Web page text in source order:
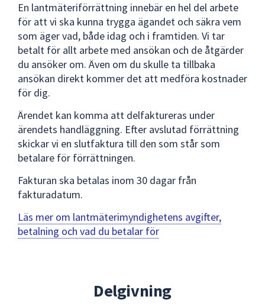
En lantmäteriförrättning innebär en hel del arbete
för att vi ska kunna trygga ägandet och säkra vem
som äger vad, både idag och i framtiden. Vi tar
betalt för allt arbete med ansökan och de åtgärder
du ansöker om. Även om du skulle ta tillbaka
ansökan direkt kommer det att medföra kostnader
för dig.
Ärendet kan komma att delfaktureras under
ärendets handläggning. Efter avslutad förrättning
skickar vi en slutfaktura till den som står som
betalare för förrättningen.
Fakturan ska betalas inom 30 dagar från
fakturadatum.
Läs mer om lantmäterimyndighetens avgifter,
betalning och vad du betalar för
Delgivning